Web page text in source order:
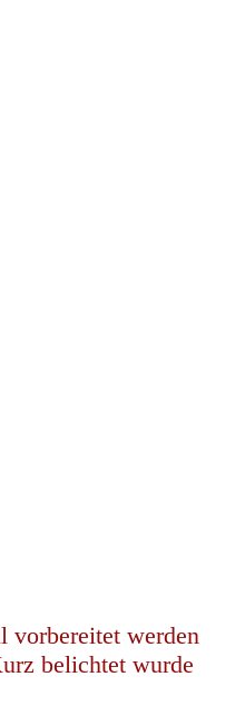
vorbereitet werden
belichtet wurde